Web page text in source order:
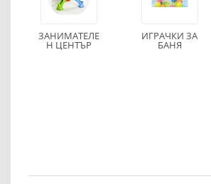
ЗАНИМАТЕЛЕ
Н ЦЕНТЪР
ИГРАЧКИ ЗА
БАНЯ